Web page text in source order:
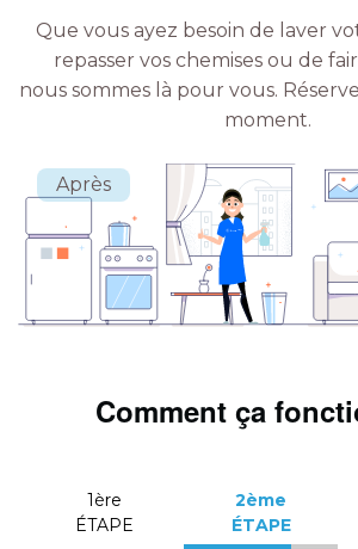
Que vous ayez besoin de laver
repasser vos chemises ou de
nous sommes là pour vous.
moment.
Comment ça
1ère
ÉTAPE
2ème
ÉTAPE